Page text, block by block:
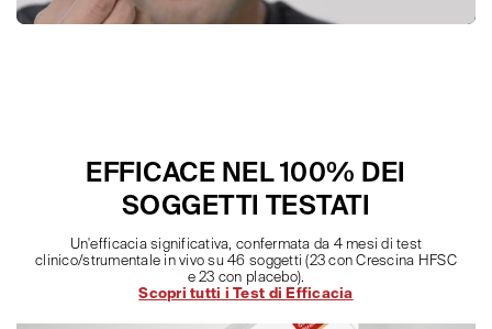
EFFICACE NEL 100% DEI
SOGGETTI TESTATI
Un'efficacia significativa, confermata da 4 mesi di test
clinico/strumentale in vivo su 46 soggetti (23 con Crescina HFSC
e 23 con placebo).
Scopri tutti i Test di Efficacia